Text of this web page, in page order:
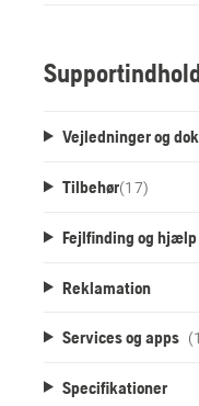
Vejledninger og
Tilbehør(17)
Fejlfinding og hjælp
Reklamation
Services og apps
Specifikationer